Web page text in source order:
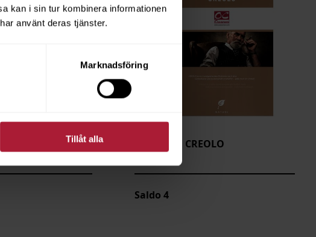
kan i sin tur kombinera informationen
använt deras tjänster.
Marknadsföring
Tillåt alla
NUBUK
Provkarta CREOLO
Saldo 4